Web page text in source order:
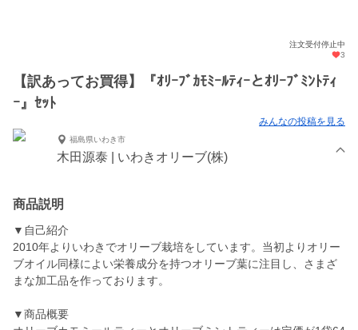
注文受付停止中
3
【訳あってお買得】『ｵﾘｰﾌﾞｶﾓﾐｰﾙﾃｨｰとｵﾘｰﾌﾞﾐﾝﾄﾃｨ
ｰ』ｾｯﾄ
みんなの投稿を見る
福島県いわき市
木田源泰 | いわきオリーブ(株)
商品説明
▼自己紹介
2010年よりいわきでオリーブ栽培をしています。当初よりオリー
ブオイル同様によい栄養成分を持つオリーブ葉に注目し、さまざ
まな加工品を作っております。
▼商品概要